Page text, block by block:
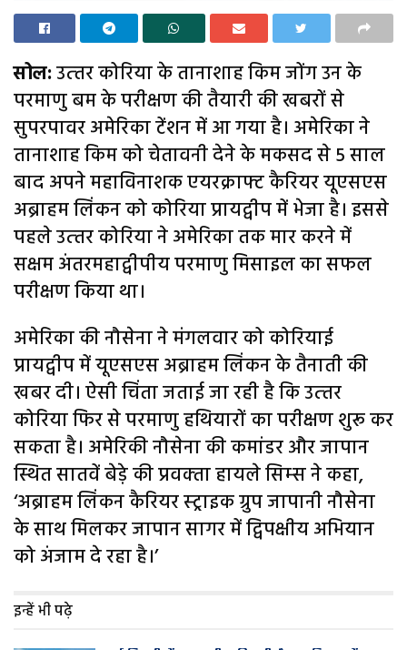
सोल:उत्‍तर कोरिया के तानाशाह किम जोंग उन के
परमाणु बम के परीक्षण की तैयारी की खबरों से
सुपरपावर अमेरिका टेंशन में आ गया है। अमेरिका ने
तानाशाह किम को चेतावनी देने के मकसद से 5 साल
बाद अपने महाविनाशक एयरक्राफ्ट कैरियर यूएसएस
अब्राहम लिंकन को कोरिया प्रायद्वीप में भेजा है। इससे
पहले उत्‍तर कोरिया ने अमेरिका तक मार करने में
सक्षम अंतरमहाद्वीपीय परमाणु मिसाइल का सफल
परीक्षण किया था।
अमेरिका की नौसेना ने मंगलवार को कोरियाई
प्रायद्वीप में यूएसएस अब्राहम लिंकन के तैनाती की
खबर दी। ऐसी चिंता जताई जा रही है कि उत्‍तर
कोरिया फिर से परमाणु हथियारों का परीक्षण शुरू कर
सकता है। अमेरिकी नौसेना की कमांडर और जापान
स्थित सातवें बेड़े की प्रवक्‍ता हायले सिम्‍स ने कहा,
‘अब्राहम लिंकन कैरियर स्‍ट्राइक ग्रुप जापानी नौसेना
के साथ मिलकर जापान सागर में द्विपक्षीय अभियान
को अंजाम दे रहा है।’
इन्हें भी पढ़े